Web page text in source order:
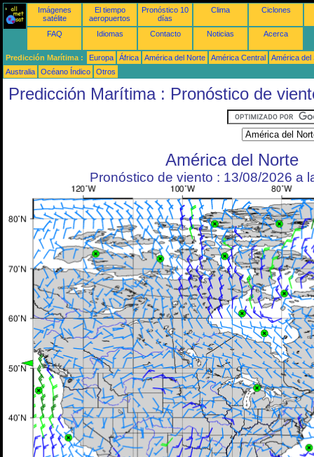
Imágenes
satélite
El tiempo
aeropuertos
Pronóstico 10
días
Clima Ciclones
FAQ Idiomas Contacto Noticias Acerca
Predicción Marítima : Europa África América del Norte América Central
América del
Australia
Océano Índico Otros
Predicción Marítima : Pronóstico de
América del Norte
Pronóstico de viento : 13/08/2026 a